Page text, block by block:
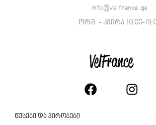
info@velfrance.ge
ორშ. - კვირა 10:00-
წესები და პირობები